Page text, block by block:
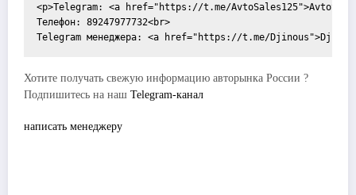
<p>Telegram: <a href="https://t.me/
Телефон: 89247977732<br>
Хотите получать свежую информацию авторынка России ?
Подпишитесь на наш Telegram-канал
написать менеджеру